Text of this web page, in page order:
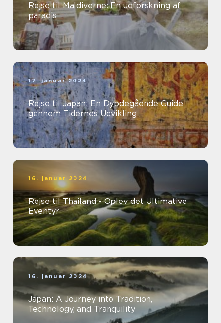
Rejse til Maldiverne: En udforskning af
paradis
17. januar 2024
Rejse til Japan: En Dybdegående Guide
gennem Tidernes Udvikling
16. januar 2024
Rejse til Thailand - Oplev det Ultimative
Eventyr
16. januar 2024
Japan: A Journey into Tradition,
Technology, and Tranquility